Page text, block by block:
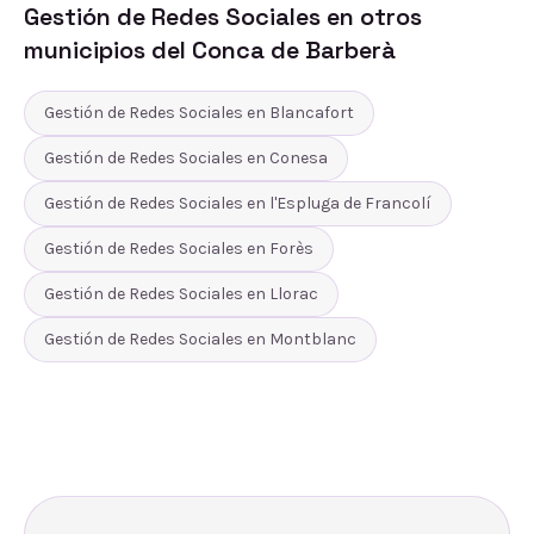
Gestión de Redes Sociales en otros
municipios del Conca de Barberà
Gestión de Redes Sociales en Blancafort
Gestión de Redes Sociales en Conesa
Gestión de Redes Sociales en l'Espluga de Francolí
Gestión de Redes Sociales en Forès
Gestión de Redes Sociales en Llorac
Gestión de Redes Sociales en Montblanc